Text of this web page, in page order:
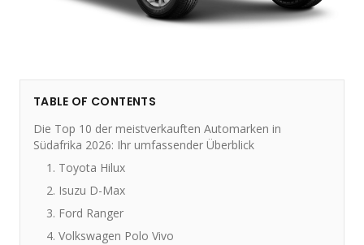
TABLE OF CONTENTS
Die Top 10 der meistverkauften Automarken in
Südafrika 2026: Ihr umfassender Überblick
1. Toyota Hilux
2. Isuzu D-Max
3. Ford Ranger
4. Volkswagen Polo Vivo